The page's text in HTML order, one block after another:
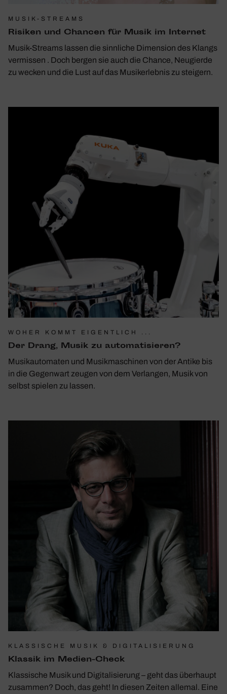
MUSIK-STREAMS
Risiken und Chancen für Musik im Internet
Musik-Streams lassen die sinnliche Dimension des Klangs
vermissen . Doch bergen sie auch die Chance, Neugierde
zu wecken und die Lust auf das Musikerlebnis zu steigern.
WOHER KOMMT EIGENTLICH ...
Der Drang, Musik zu auto­ma­ti­sieren?
Musikautomaten und Musikmaschinen von der Antike bis
in die Gegenwart zeugen von dem Verlangen, Musik von
selbst spielen zu lassen.
KLASSISCHE MUSIK & DIGITALISIERUNG
Klassik im Medien-Check
Klassische Musik und Digitalisierung – geht das überhaupt
zusammen? Doch, das geht! In diesen Zeiten allemal. Eine